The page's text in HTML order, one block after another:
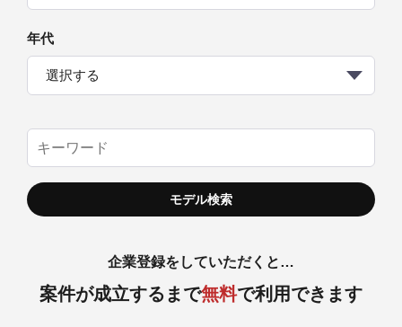
年代
選択する
企業登録をしていただくと…
案件が成立するまで無料で利用できます